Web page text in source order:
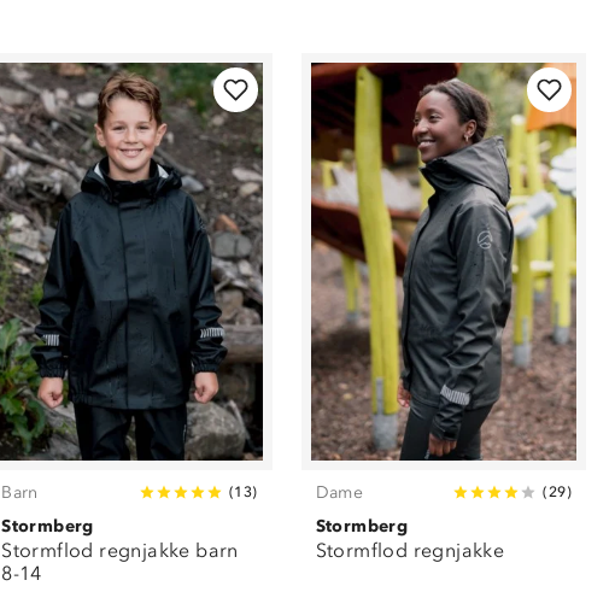
Barn (13)
Stormberg
Stormflod regnjakke barn
8-14
Dame (29)
Stormberg
Stormflod regnjakke